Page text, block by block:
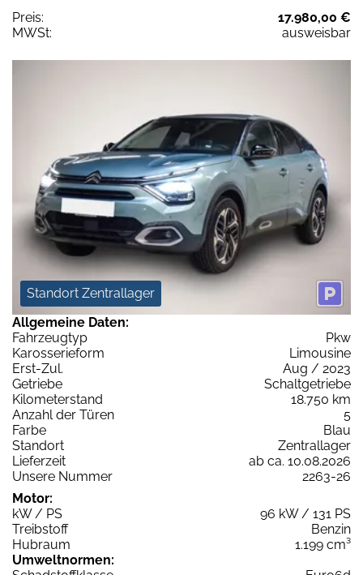
Preis:
17.980,00 €
MWSt:
ausweisbar
Standort Zentrallager
Allgemeine Daten:
Fahrzeugtyp
Pkw
Karosserieform
Limousine
Erst-Zul.
Aug / 2023
Getriebe
Schaltgetriebe
Kilometerstand
18.750 km
Anzahl der Türen
5
Farbe
Blau
Standort
Zentrallager
Lieferzeit
ab ca. 10.08.2026
Unsere Nummer
2263-26
Motor:
kW / PS
96 kW / 131 PS
Treibstoff
Benzin
Hubraum
1.199 cm³
Umweltnormen: